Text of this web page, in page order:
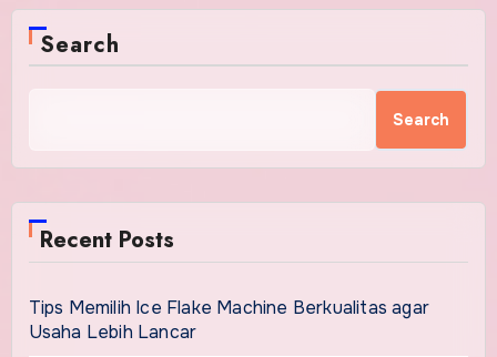
Search
Search
Recent Posts
Tips Memilih Ice Flake Machine Berkualitas agar
Usaha Lebih Lancar